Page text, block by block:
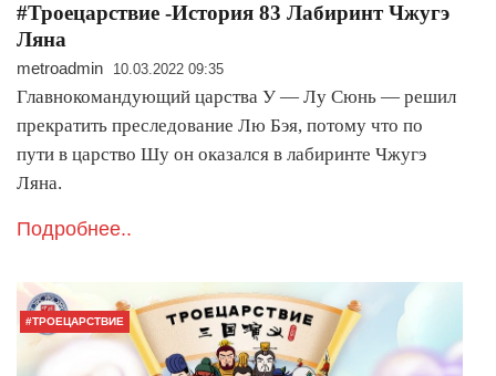
#Троецарствие -История 83 Лабиринт Чжугэ
Ляна
metroadmin 10.03.2022 09:35
Главнокомандующий царства У — Лу Сюнь — решил
прекратить преследование Лю Бэя, потому что по
пути в царство Шу он оказался в лабиринте Чжугэ
Ляна.
Подробнее..
#ТРОЕЦАРСТВИЕ